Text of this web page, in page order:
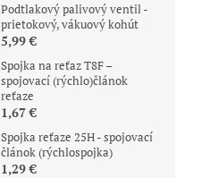
Podtlakový palivový ventil -
prietokový, vákuový kohút
5,99 €
Spojka na reťaz T8F –
spojovací (rýchlo)článok
reťaze
1,67 €
Spojka reťaze 25H - spojovací
článok (rýchlospojka)
1,29 €